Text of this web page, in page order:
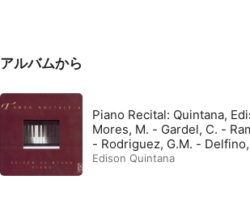
アルバムから
Piano Recital: Quintana,
Mores, M. - Gardel, C. -
- Rodriguez, G.M. -
Edison Quintana